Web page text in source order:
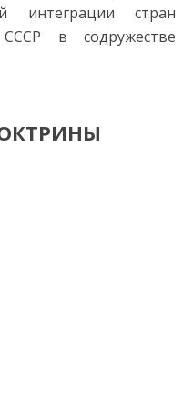
интеграции стран
в содружестве